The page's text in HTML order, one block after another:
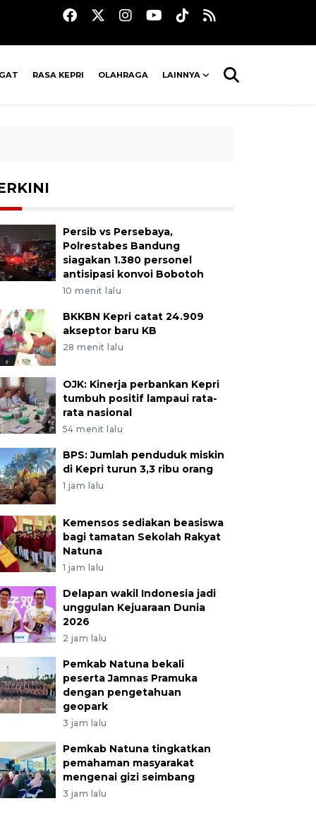
RASA KEPRI OLAHRAGA LAINNYA
Persib vs Persebaya,
Polrestabes Bandung
siagakan 1.380 personel
antisipasi konvoi Bobotoh
10 menit lalu
BKKBN Kepri catat 24.909
akseptor baru KB
28 menit lalu
OJK: Kinerja perbankan Kepri
tumbuh positif lampaui rata-
rata nasional
54 menit lalu
BPS: Jumlah penduduk miskin
di Kepri turun 3,3 ribu orang
1 jam lalu
Kemensos sediakan beasiswa
bagi tamatan Sekolah Rakyat
Natuna
1 jam lalu
Delapan wakil Indonesia jadi
unggulan Kejuaraan Dunia
2026
2 jam lalu
Pemkab Natuna bekali
peserta Jamnas Pramuka
dengan pengetahuan
geopark
3 jam lalu
Pemkab Natuna tingkatkan
pemahaman masyarakat
mengenai gizi seimbang
3 jam lalu